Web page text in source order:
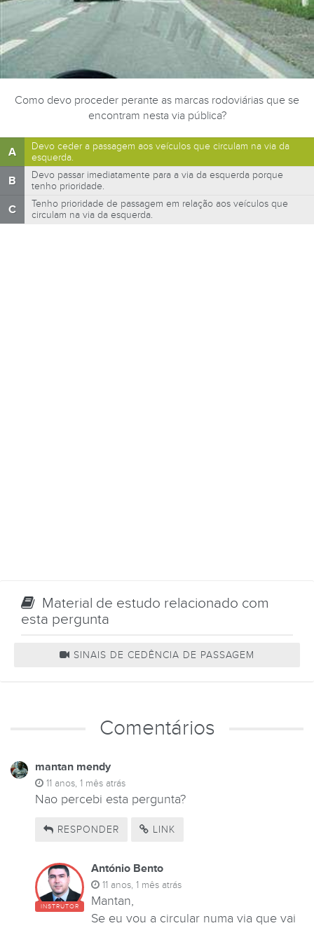
Como devo proceder perante as marcas rodoviárias que se
encontram nesta via pública?
A
Devo ceder a passagem aos veículos que circulam na via da
esquerda.
B
Devo passar imediatamente para a via da esquerda porque
tenho prioridade.
C
Tenho prioridade de passagem em relação aos veículos que
circulam na via da esquerda.
Material de estudo relacionado com
esta pergunta
SINAIS DE CEDÊNCIA DE PASSAGEM
Comentários
mantan mendy
11 anos, 1 mês atrás
Nao percebi esta pergunta?
RESPONDER LINK
INSTRUTOR
António Bento
11 anos, 1 mês atrás
Mantan,
Se eu vou a circular numa via que vai